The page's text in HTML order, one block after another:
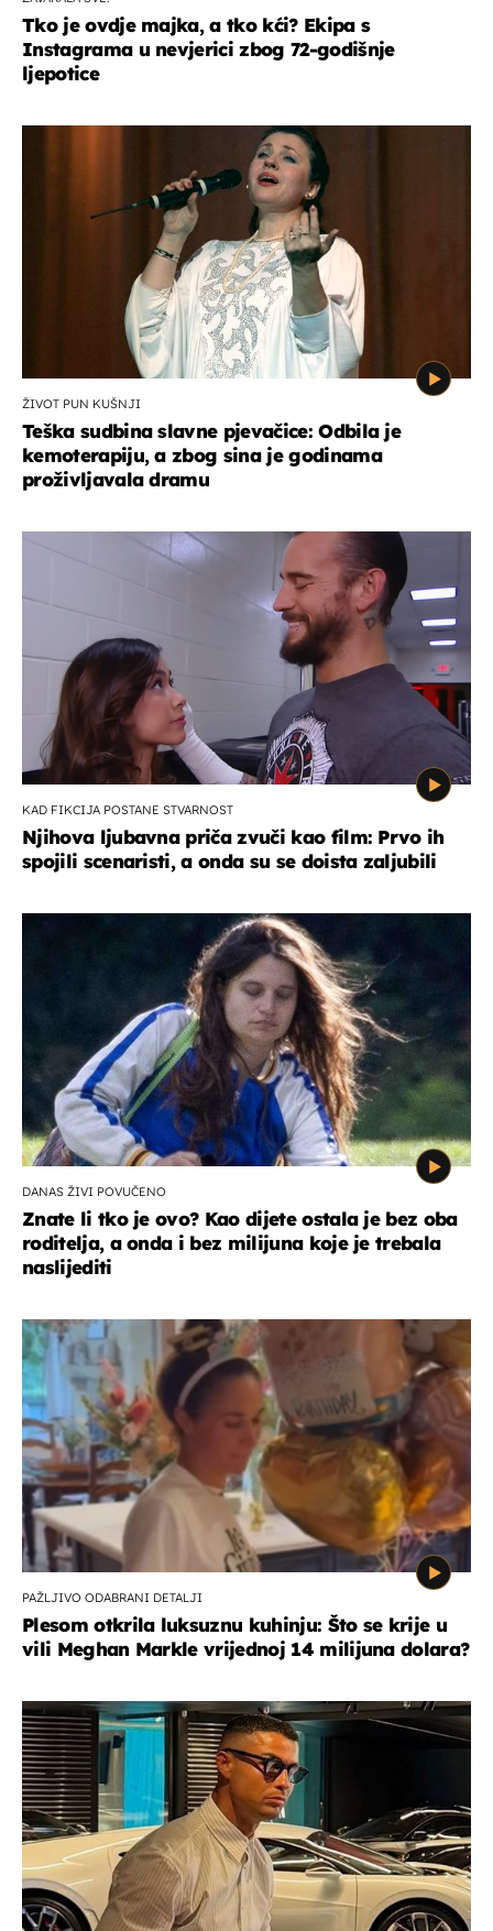
Tko je ovdje majka, a tko kći? Ekipa s
Instagrama u nevjerici zbog 72-godišnje
ljepotice
ŽIVOT PUN KUŠNJI
Teška sudbina slavne pjevačice: Odbila je
kemoterapiju, a zbog sina je godinama
proživljavala dramu
KAD FIKCIJA POSTANE STVARNOST
Njihova ljubavna priča zvuči kao film: Prvo ih
spojili scenaristi, a onda su se doista zaljubili
DANAS ŽIVI POVUČENO
Znate li tko je ovo? Kao dijete ostala je bez oba
roditelja, a onda i bez milijuna koje je trebala
naslijediti
PAŽLJIVO ODABRANI DETALJI
Plesom otkrila luksuznu kuhinju: Što se krije u
vili Meghan Markle vrijednoj 14 milijuna dolara?